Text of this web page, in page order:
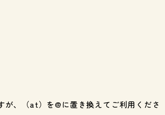
、（at）を@に置き換えてご利用くださ